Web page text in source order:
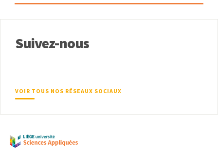
Suivez-nous
VOIR TOUS NOS RÉSEAUX SOCIAUX